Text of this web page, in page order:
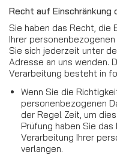
Recht auf Einschränkung
Sie haben das Recht, die
Ihrer
Sie sich jederzeit unter
Adresse an uns wenden.
Verarbeitung besteht in
Wenn Sie die
personenbezogenen
der Regel Zeit, um
Prüfung haben Sie das
Verarbeitung Ihrer
verlangen.